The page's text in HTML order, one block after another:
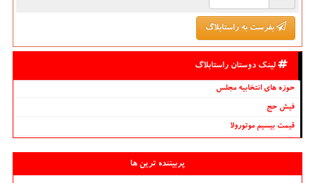
بفرست به راستابلاگ
لینک دوستان راستابلاگ
حوزه های انتخابیه مجلس
فیش حج
قیمت بیسیم موتورولا
پربیننده ترین ها